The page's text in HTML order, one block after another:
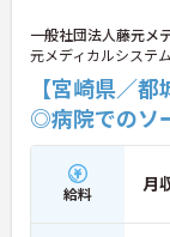
一般社団法人藤元メ
元メディカルシステ
【宮崎県／
◎病院でのソ
給料 月